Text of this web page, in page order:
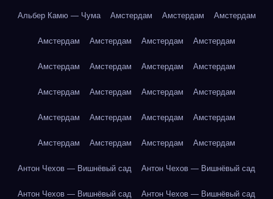
Альбер Камю — Чума Амстердам Амстердам Амстердам
Амстердам Амстердам Амстердам Амстердам
Амстердам Амстердам Амстердам Амстердам
Амстердам Амстердам Амстердам Амстердам
Амстердам Амстердам Амстердам Амстердам
Амстердам Амстердам Амстердам Амстердам
Антон Чехов — Вишнёвый сад Антон Чехов — Вишнёвый сад
Антон Чехов — Вишнёвый сад Антон Чехов — Вишнёвый сад